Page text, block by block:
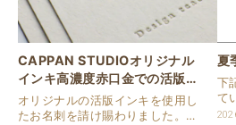
CAPPAN STUDIOオリジナル
インキ高濃度赤口金での活版名
刺
オリジナルの活版インキを使用し
たお名刺を請け賜わりました。
夏
下
て
常